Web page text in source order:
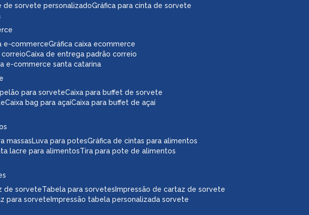
e-commerce
gráfica caixa ecommerce
correio
caixa de entrega padrão correio
e-commerce santa catarina
para sorvete
caixa bag para açaí
caixa para buffet de sorvete
caixa para buffet de açaí
de sorvete
tabela para sorvetes
impressão tabela personalizada sorvete
para sorvete
impressão de cartaz de sorvete
massas luva para potes
lacre para alimentos
gráfica de cintas para alimentos
tira para pote de alimentos
de sorvete personalizado
gráfica para cinta de sorvete